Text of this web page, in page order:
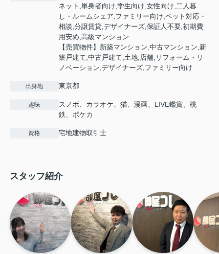
ネット,単身者向け,学生向け,女性向け,二人暮
し・ルームシェア,ファミリー向け,ペット対応・
相談,分譲賃貸,デザイナーズ,保証人不要,初期費
用安め,高級マンション
【売買物件】新築マンション,中古マンション,新
築戸建て,中古戸建て,土地,店舗,リフォーム・リ
ノベーション,デザイナーズ,ファミリー向け
出身地 東京都
趣味
スノボ、カラオケ、猫、漫画、LIVE鑑賞、桃
鉄、ポケカ
資格 宅地建物取引士
スタッフ紹介